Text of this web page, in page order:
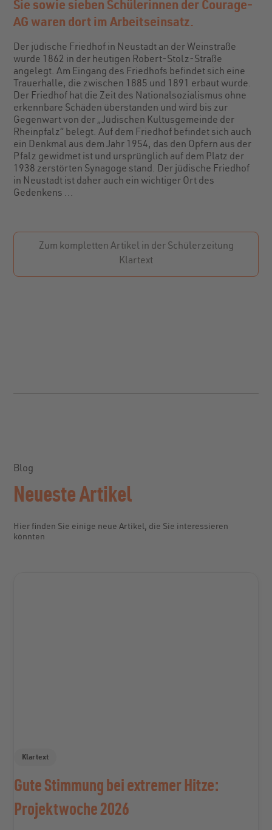
Sie sowie sieben Schülerinnen der Courage-
AG waren dort im Arbeitseinsatz.
Der jüdische Friedhof in Neustadt an der Weinstraße
wurde 1862 in der heutigen Robert-Stolz-Straße
angelegt. Am Eingang des Friedhofs befindet sich eine
Trauerhalle, die zwischen 1885 und 1891 erbaut wurde.
Der Friedhof hat die Zeit des Nationalsozialismus ohne
erkennbare Schäden überstanden und wird bis zur
Gegenwart von der „Jüdischen Kultusgemeinde der
Rheinpfalz“ belegt. Auf dem Friedhof befindet sich auch
ein Denkmal aus dem Jahr 1954, das den Opfern aus der
Pfalz gewidmet ist und ursprünglich auf dem Platz der
1938 zerstörten Synagoge stand. Der jüdische Friedhof
in Neustadt ist daher auch ein wichtiger Ort des
Gedenkens ...
Zum kompletten Artikel in der Schülerzeitung
Klartext
Blog
Neueste Artikel
Hier finden Sie einige neue Artikel, die Sie interessieren
könnten
Klartext
Gute Stimmung bei extremer Hitze:
Projektwoche 2026